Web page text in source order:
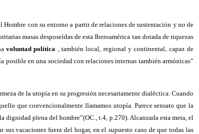
con su entorno a partir de relaciones de sustentación y no de
masas desposeídas de esta Iberoamérica tan dotada de riquezas
voluntad política , también local, regional y continental, capaz de
en una sociedad con relaciones internas también armónicas”
de la utopía en su progresión necesariamente dialéctica. Cuando
que convencionalmente llamamos utopía. Parece sensato que la
plena del hombre”(OC., t.4, p.270). Alcanzada esta meta, el
vacaciones fuera del hogar, en el supuesto caso de que todas las